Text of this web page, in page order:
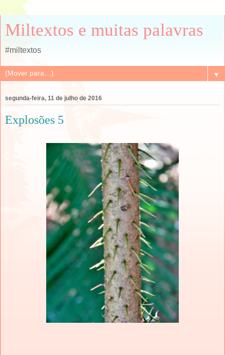
Miltextos e muitas palavras
#miltextos
▼
segunda-feira, 11 de julho de 2016
Explosões 5